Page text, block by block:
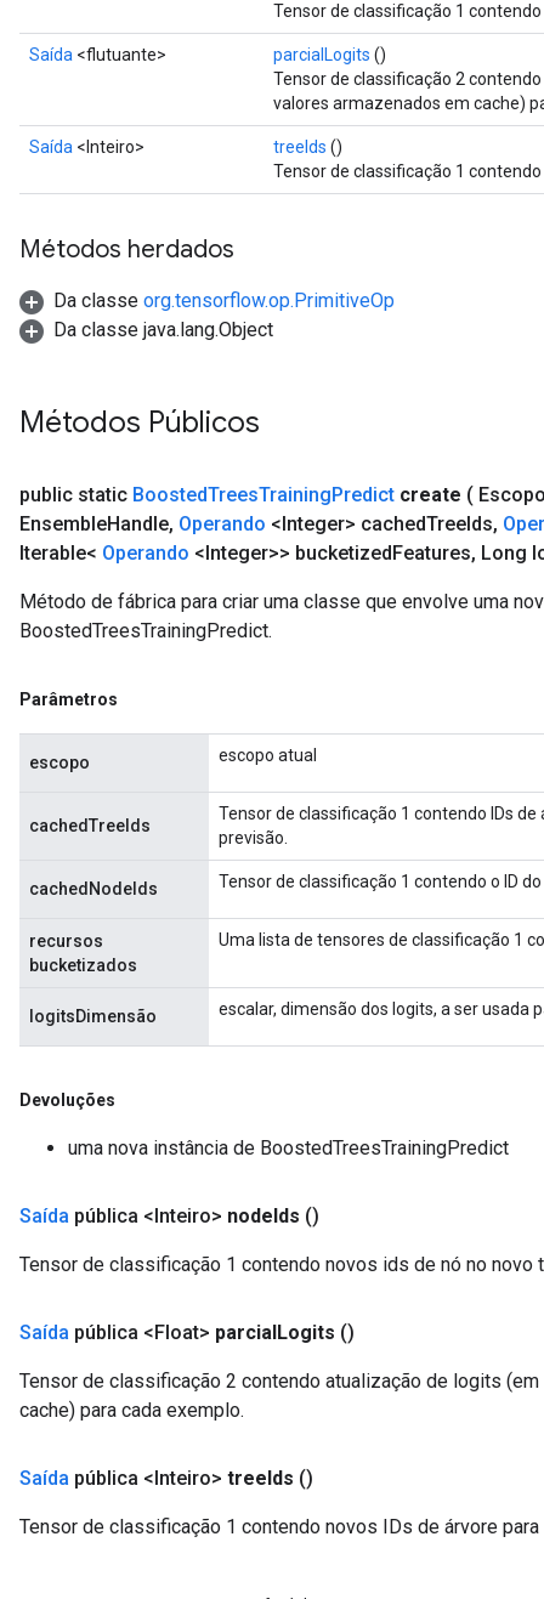
Tensor de classificação 1
Saída <flutuante> parcialLogits ()
Tensor de classificação 2
valores armazenados em cache)
Saída <Inteiro> treeIds ()
Tensor de classificação 1
Métodos herdados
Da classe org.tensorflow.op.PrimitiveOp
Da classe java.lang.Object
Métodos Públicos
public static BoostedTreesTrainingPredict create (
EnsembleHandle, Operando <Integer> cachedTreeIds,
Iterable< Operando <Integer>> bucketizedFeatures, Long
Método de fábrica para criar uma classe que envolve uma
BoostedTreesTrainingPredict.
Parâmetros
escopo escopo atual
cachedTreeIds
Tensor de classificação 1 contendo IDs
previsão.
cachedNodeIds Tensor de classificação 1 contendo o ID
recursos
bucketizados
Uma lista de tensores de classificação 1
logitsDimensão escalar, dimensão dos logits, a ser usada
Devoluções
uma nova instância de BoostedTreesTrainingPredict
Saída pública <Inteiro> nodeIds ()
Tensor de classificação 1 contendo novos ids de nó no novo
Saída pública <Float> parcialLogits ()
Tensor de classificação 2 contendo atualização de logits
cache) para cada exemplo.
Saída pública <Inteiro> treeIds ()
Tensor de classificação 1 contendo novos IDs de árvore